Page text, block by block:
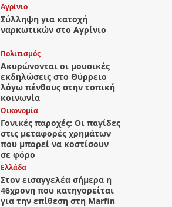
Aγρίνιο
Σύλληψη για κατοχή
ναρκωτικών στο Αγρίνιο
Πολιτισμός
Ακυρώνονται οι μουσικές
εκδηλώσεις στο Θύρρειο
λόγω πένθους στην τοπική
κοινωνία
Οικονομία
Γονικές παροχές: Οι παγίδες
στις μεταφορές χρημάτων
που μπορεί να κοστίσουν
σε φόρο
Ελλάδα
Στον εισαγγελέα σήμερα η
46χρονη που κατηγορείται
για την επίθεση στη Marfin